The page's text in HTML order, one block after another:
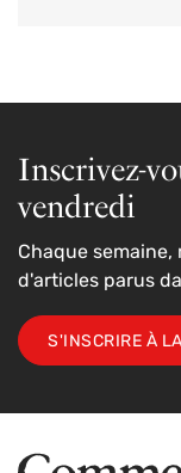
Inscrivez-
vendredi
Chaque
d'articles parus
S'INSCRIRE À